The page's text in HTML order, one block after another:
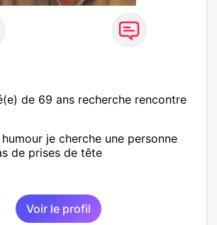
de 69 ans recherche rencontre
je cherche une personne
de prises de tête
Voir le profil